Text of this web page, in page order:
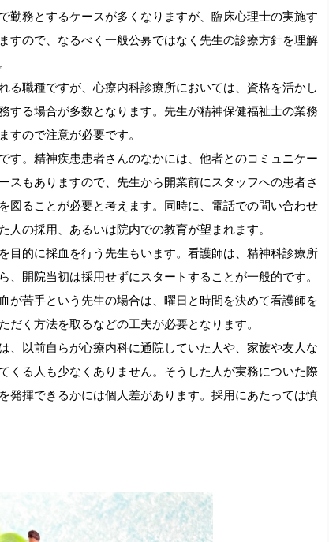
務とするケースが多くなりますが、臨床心理士の実施す
すので、なるべく一般公募ではなく先生の診療方針を理解
職種ですが、心療内科診療所においては、資格を活かし
する場合が多数となります。先生が精神保健福祉士の業務
すので注意が必要です。
。精神疾患患者さんのなかには、他者とのコミュニケー
もありますので、先生から開業前にスタッフへの患者さ
図ることが必要と考えます。同時に、電話での問い合わせ
の採用、あるいは院内での教育が望まれます。
的に採血を行う先生もいます。看護師は、精神科診療所
開院当初は採用せずにスタートすることが一般的です。
が苦手という先生の場合は、曜日と時間を決めて看護師を
く方法を取るなどの工夫が必要となります。
以前自らが心療内科に通院していた人や、家族や友人な
くる人も少なくありません。そうした人が実務についた際
発揮できるかには個人差があります。採用にあたっては慎